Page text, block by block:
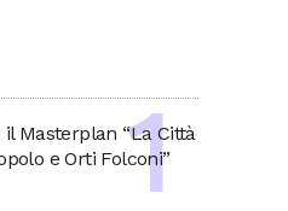
Masterplan “La Città
e Orti Folconi”